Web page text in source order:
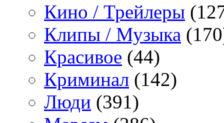
Кино / Трейлеры
Клипы / Музыка
Красивое (44)
Криминал (142)
Люди (391)